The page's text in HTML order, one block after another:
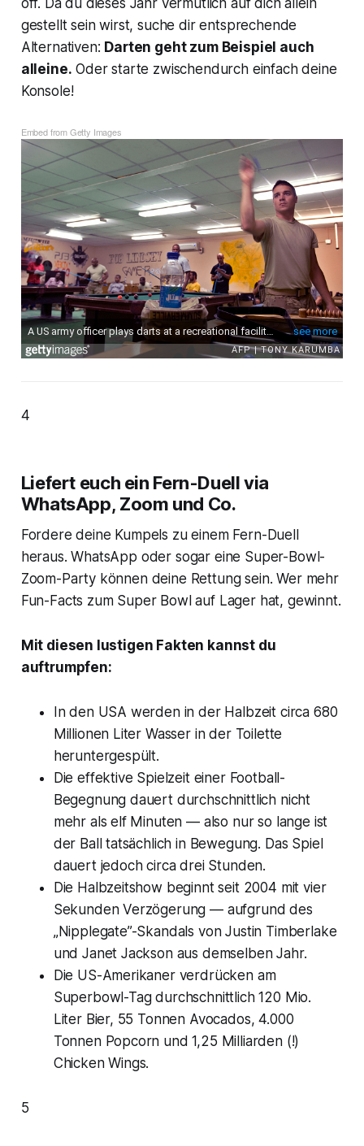
gestellt sein wirst, suche dir entsprechende
Alternativen: Darten geht zum Beispiel auch
alleine. Oder starte zwischendurch einfach deine
Konsole!
Embed from Getty Images
4
Liefert euch ein Fern-Duell via
WhatsApp, Zoom und Co.
Fordere deine Kumpels zu einem Fern-Duell
heraus. WhatsApp oder sogar eine Super-Bowl-
Zoom-Party können deine Rettung sein. Wer mehr
Fun-Facts zum Super Bowl auf Lager hat, gewinnt.
Mit diesen lustigen Fakten kannst du
auftrumpfen:
In den USA werden in der Halbzeit circa 680
Millionen Liter Wasser in der Toilette
heruntergespült.
Die effektive Spielzeit einer Football-
Begegnung dauert durchschnittlich nicht
mehr als elf Minuten — also nur so lange ist
der Ball tatsächlich in Bewegung. Das Spiel
dauert jedoch circa drei Stunden.
Die Halbzeitshow beginnt seit 2004 mit vier
Sekunden Verzögerung — aufgrund des
„Nipplegate”-Skandals von Justin Timberlake
und Janet Jackson aus demselben Jahr.
Die US-Amerikaner verdrücken am
Superbowl-Tag durchschnittlich 120 Mio.
Liter Bier, 55 Tonnen Avocados, 4.000
Tonnen Popcorn und 1,25 Milliarden (!)
Chicken Wings.
5